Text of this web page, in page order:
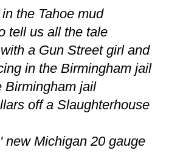
the Tahoe mud
tell us all the tale
a Gun Street girl and
in the Birmingham jail
Birmingham jail
off a Slaughterhouse
new Michigan 20 gauge